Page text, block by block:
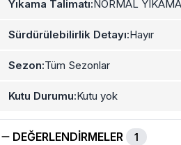
Yıkama Talimatı: NORMAL YIKAMA
Sürdürülebilirlik Detayı:Hayır
Sezon:Tüm Sezonlar
Kutu Durumu:Kutu yok
DEĞERLENDIRMELER 1